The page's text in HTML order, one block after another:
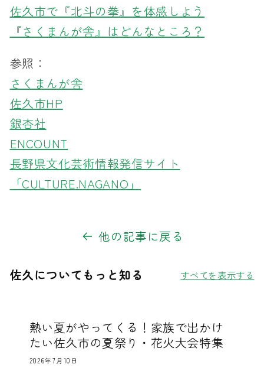
佐久市で『北斗の拳』を体感しよう
『さくまんが舎』はどんなところ？
参照：
さくまんが舎
佐久市HP
銀杏社
ENCOUNT
長野県文化芸術情報発信サイト
「CULTURE.NAGANO」
他の記事に戻る
佐久についてもっと知る すべてを表示する
熱い夏がやってくる！家族で出かけ
たい佐久市の夏祭り・花火大会特集
2026年7月10日